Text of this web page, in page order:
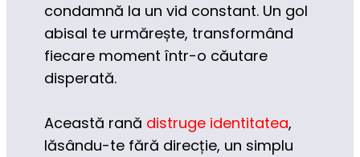
condamnă la un vid constant. Un gol
abisal te urmărește, transformând
fiecare moment într-o căutare
disperată.
Această rană distruge identitatea,
lăsându-te fără direcție, un simplu